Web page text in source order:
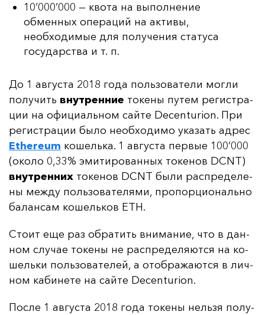
10’000’000 — квота на выполнение
обменных операций на активы,
необходимые для получения статуса
государства и т. п.
До 1 ав­гус­та 2018 го­да поль­зо­ва­те­ли мог­ли
по­лу­чить внут­рен­ние то­ке­ны пу­тем ре­гис­тра­
ции на офи­ци­аль­ном сай­те Decenturion. При
ре­гис­тра­ции бы­ло не­об­хо­ди­мо ука­зать ад­рес
Ethereum ко­шель­ка. 1 ав­гус­та пер­вые 100’000
(око­ло 0,33% эми­ти­ро­ван­ных то­ке­нов DCNT)
внут­рен­них то­ке­нов DCNT бы­ли рас­пре­де­ле­
ны меж­ду поль­зо­ва­те­ля­ми, про­пор­ци­ональ­но
ба­лан­сам ко­шель­ков ETH.
Сто­ит еще раз об­ра­тить вни­ма­ние, что в дан­
ном слу­чае то­ке­ны не рас­пре­де­ля­ют­ся на ко­
шель­ки поль­зо­ва­те­лей, а отоб­ра­жа­ют­ся в лич­
ном ка­би­не­те на сай­те Decenturion.
Пос­ле 1 ав­гус­та 2018 го­да то­ке­ны нель­зя по­лу­